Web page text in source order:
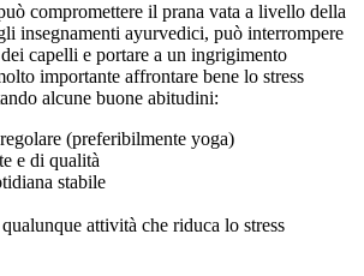
compromettere il prana vata a livello della
insegnamenti ayurvedici, può interrompere
capelli e portare a un ingrigimento
importante affrontare bene lo stress
alcune buone abitudini:
(preferibilmente yoga)
e di qualità
stabile
attività che riduca lo stress